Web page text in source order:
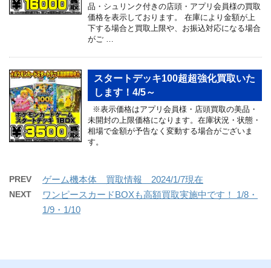
品・シュリンク付きの店頭・アプリ会員様の買取
価格を表示しております。 在庫により金額が上
下する場合と買取上限や、お振込対応になる場合
がご …
スタートデッキ100超超強化買取いた
します！4/5～
※表示価格はアプリ会員様・店頭買取の美品・
未開封の上限価格になります。在庫状況・状態・
相場で金額が予告なく変動する場合がございま
す。
PREV ゲーム機本体 買取情報 2024/1/7現在
NEXT
ワンピースカードBOXも高額買取実施中です！ 1/8・
1/9・1/10